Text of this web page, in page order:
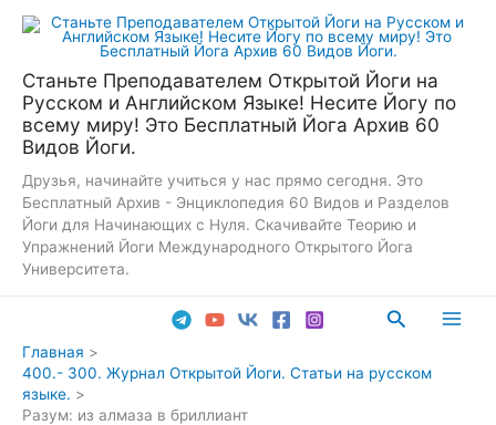
Перейти
Станьте Преподавателем Открытой Йоги на
Русском и Английском Языке! Несите Йогу по
всему миру! Это Бесплатный Йога Архив 60
Видов Йоги.
Друзья, начинайте учиться у нас прямо сегодня. Это
Бесплатный Архив - Энциклопедия 60 Видов и Разделов
Йоги для Начинающих с Нуля. Скачивайте Теорию и
Упражнений Йоги Международного Открытого Йога
Университета.
Поиск
Главная
400.- 300. Журнал Открытой Йоги. Статьи на русском
языке.
Разум: из алмаза в бриллиант